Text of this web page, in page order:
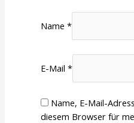
Name*
E-Mail*
Name, E-Mail-
diesem Browser für